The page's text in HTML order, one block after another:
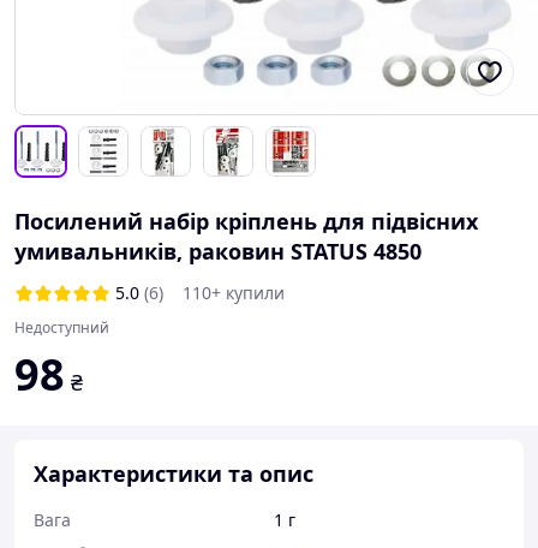
Посилений набір кріплень для підвісних
умивальників, раковин STATUS 4850
5.0 (6) 110+ купили
Недоступний
98 ₴
Характеристики та опис
Вага
1 г